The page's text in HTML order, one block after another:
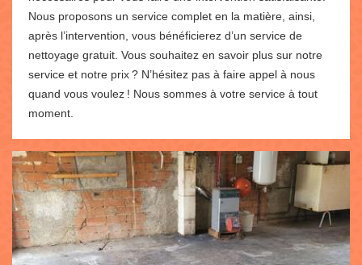
Nous proposons un service complet en la matière, ainsi,
après l’intervention, vous bénéficierez d’un service de
nettoyage gratuit. Vous souhaitez en savoir plus sur notre
service et notre prix ? N’hésitez pas à faire appel à nous
quand vous voulez ! Nous sommes à votre service à tout
moment.